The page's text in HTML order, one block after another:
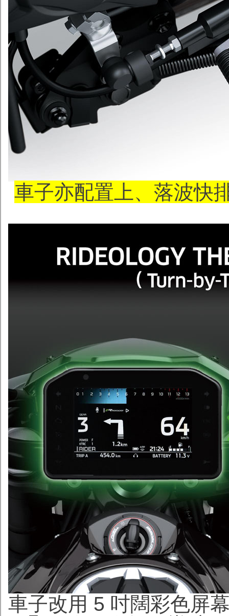
車子亦配置上、落波快
車子改用 5 吋闊彩色屏